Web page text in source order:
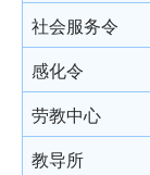
结案陈词及裁决
由陪审团审讯
上诉
被捕后的权利
扣留被捕人士
录取供词
被捕人士保释
电话法律谘询计
以电视直播联
书面供词
社会服务令
感化令
劳教中心
教导所